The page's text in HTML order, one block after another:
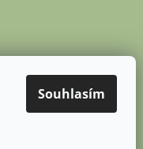
Souhlasím